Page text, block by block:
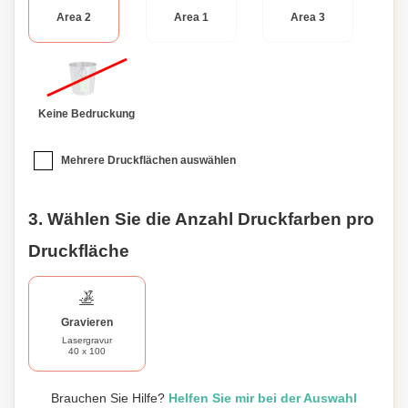
Ausdruck Ihrer persönlichen Stilvorlieben.
Area 2 Area 1 Area 3
Keine Bedruckung
Mehrere Druckflächen auswählen
3. Wählen Sie die Anzahl Druckfarben pro
Druckfläche
Gravieren
Lasergravur
40 x 100
Brauchen Sie Hilfe? Helfen Sie mir bei der Auswahl